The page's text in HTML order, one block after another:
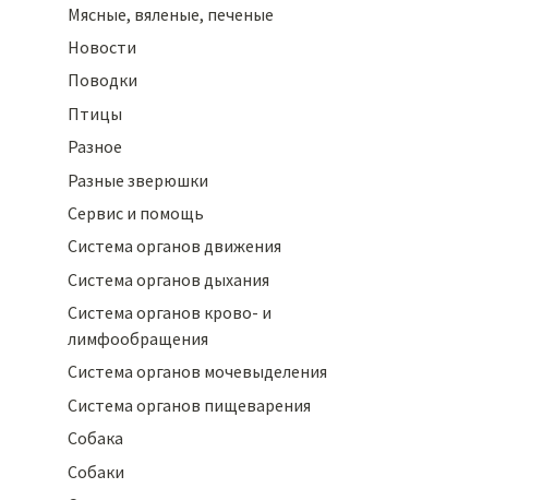
Мясные, вяленые, печеные
Новости
Поводки
Птицы
Разное
Разные зверюшки
Сервис и помощь
Система органов движения
Система органов дыхания
Система органов крово- и
лимфообращения
Система органов мочевыделения
Система органов пищеварения
Собака
Собаки